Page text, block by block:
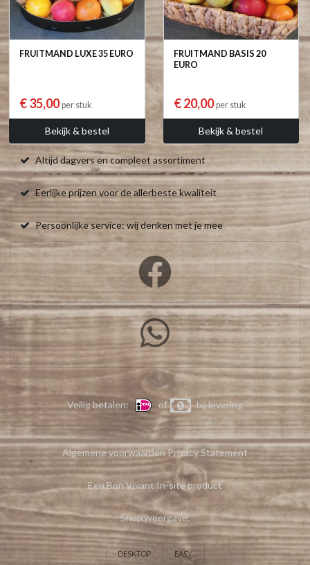
FRUITMAND LUXE 35 EURO
€ 35,00per stuk
Bekijk & bestel
FRUITMAND BASIS 20
EURO
€ 20,00per stuk
Bekijk & bestel
Altijd dagvers en compleet assortiment
Eerlijke prijzen voor de allerbeste kwaliteit
Persoonlijke service: wij denken met je mee
Veilig betalen: of bij levering
Algemene voorwaardenPrivacy Statement
Een Bon Vivant In-site product
Shop weergave:
DESKTOP EASY